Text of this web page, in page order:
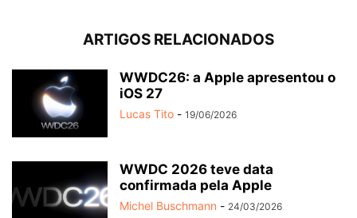
ARTIGOS RELACIONADOS
WWDC26: a Apple apresentou o
iOS 27
Lucas Tito - 19/06/2026
WWDC 2026 teve data
confirmada pela Apple
Michel Buschmann - 24/03/2026